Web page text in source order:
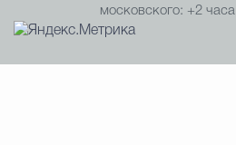
московского: +2 часа